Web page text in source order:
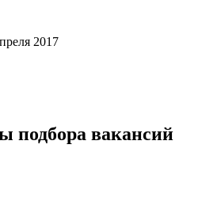
2017
подбора вакансий